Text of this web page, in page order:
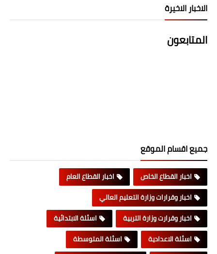
الاخبار الاخيرة
المتابعون
جميع اقسام الموقع
اخبار القطاع الخاص
اخبار القطاع العام
اخبار وقرارات وزارة التعليم العالي
اخبار وقرارت وزارة التربية
اسئلة الابتدائية
اسئلة الاعدادية
اسئلة المتوسطة